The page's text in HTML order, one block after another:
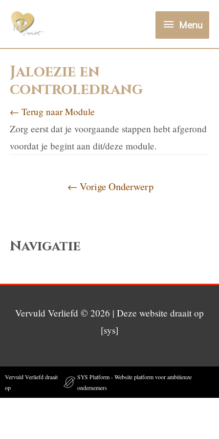
Menu
Jaloezie en
controledrang
← Terug naar Module
Zorg eerst dat je voorgaande stappen hebt afgerond
voordat je begint aan dit/deze module.
← Vorige Onderwerp
Navigatie
Vervuld Verliefd © 2026 | Deze website draait op
[sys]
Vervuld Verliefd draait
op
SYS Platform - Website platform voor ambitieuze
ondernemers